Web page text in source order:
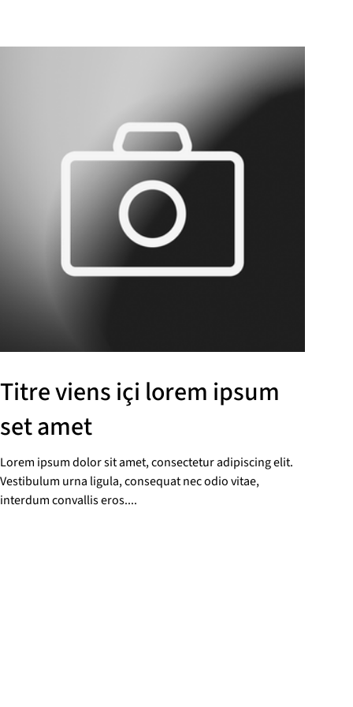
Titre viens içi lorem ipsum
set amet
Lorem ipsum dolor sit amet, consectetur adipiscing elit.
Vestibulum urna ligula, consequat nec odio vitae,
interdum convallis eros....